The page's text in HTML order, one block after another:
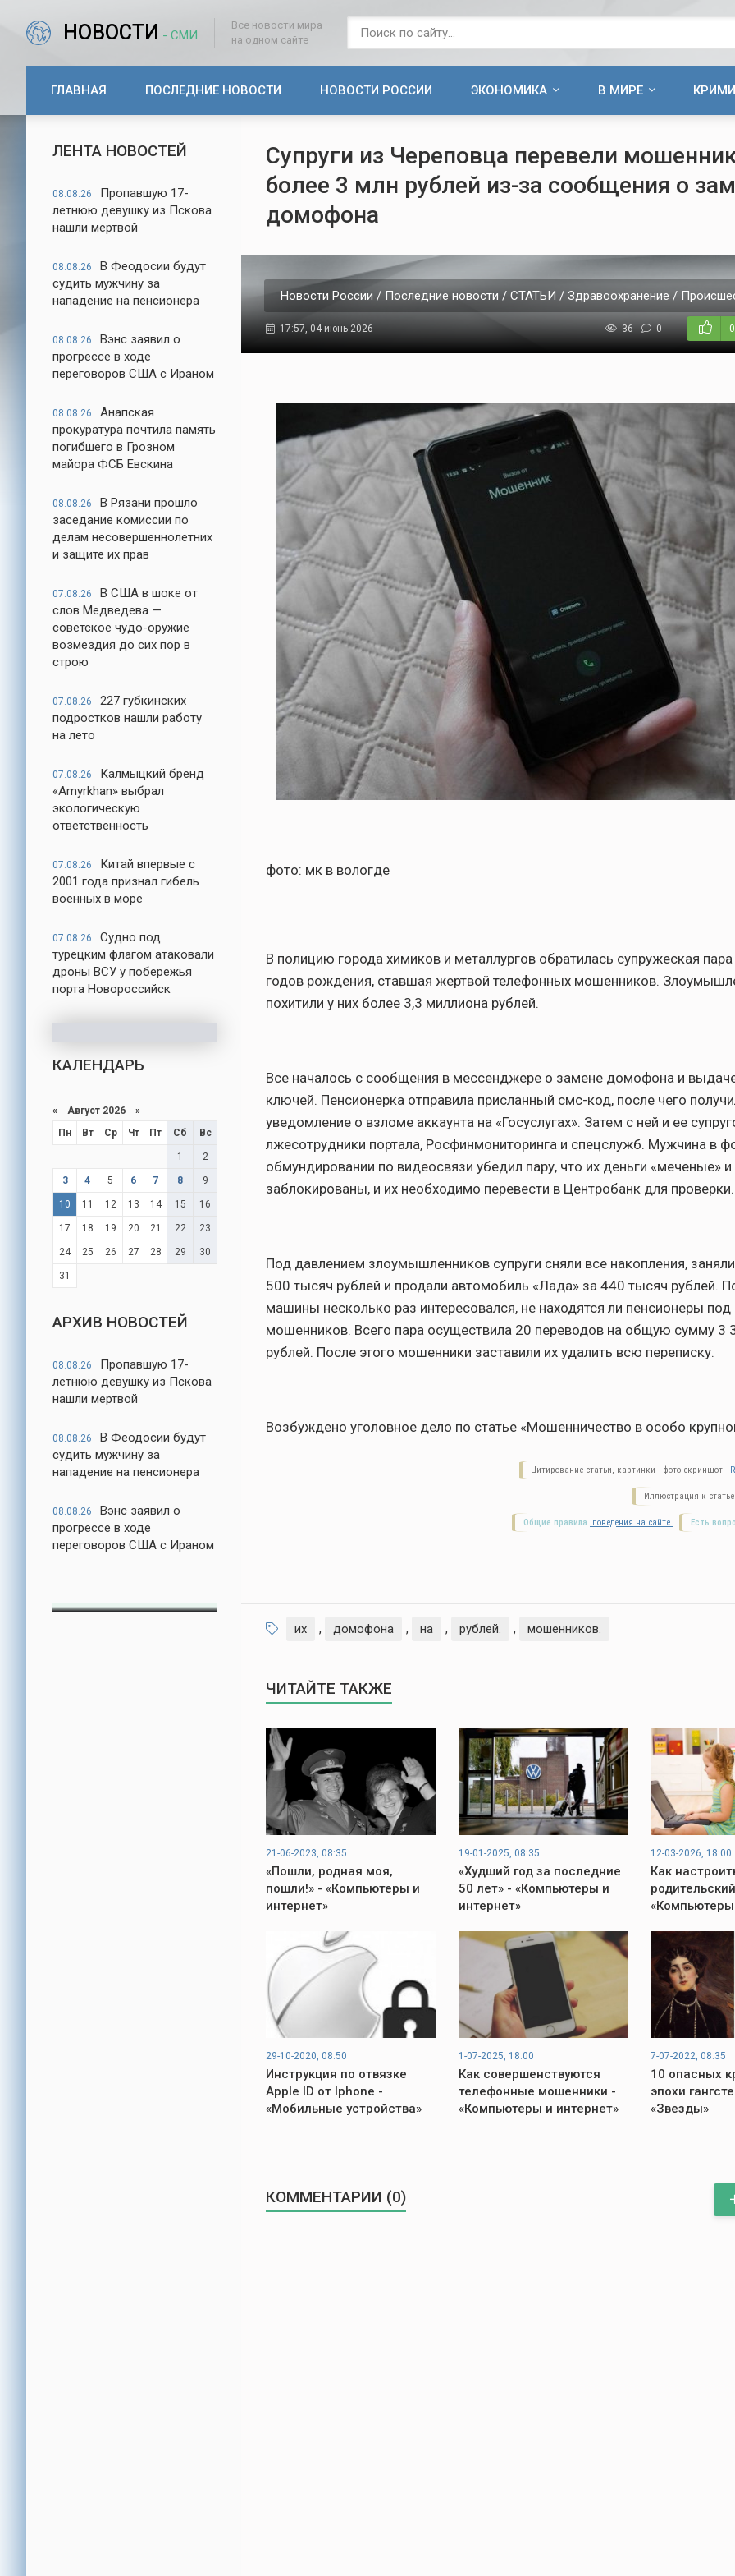
НОВОСТИ - СМИ
Все новости мира
на одном сайте
ГЛАВНАЯ ПОСЛЕДНИЕ НОВОСТИ НОВОСТИ РОССИИ ЭКОНОМИКА В МИРЕ
ЛЕНТА НОВОСТЕЙ
08.08.26
Пропавшую 17-
летнюю девушку из Пскова
нашли мертвой
08.08.26
В Феодосии будут
судить мужчину за
нападение на пенсионера
08.08.26
Вэнс заявил о
прогрессе в ходе
переговоров США с Ираном
08.08.26
Анапская
прокуратура почтила память
погибшего в Грозном
майора ФСБ Евскина
08.08.26
В Рязани прошло
заседание комиссии по
делам несовершеннолетних
и защите их прав
07.08.26
В США в шоке от
слов Медведева —
советское чудо-оружие
возмездия до сих пор в
строю
07.08.26
227 губкинских
подростков нашли работу
на лето
07.08.26
Калмыцкий бренд
«Amyrkhan» выбрал
экологическую
ответственность
07.08.26
Китай впервые с
2001 года признал гибель
военных в море
07.08.26
Судно под
турецким флагом атаковали
дроны ВСУ у побережья
порта Новороссийск
КАЛЕНДАРЬ
« Август 2026 »
Пн
Вт Ср Чт Пт Сб Вс
1 2
3 4 5 6 7 8 9
10 11 12 13 14 15 16
17 18 19 20 21 22 23
24 25 26 27 28 29 30
31
АРХИВ НОВОСТЕЙ
08.08.26
Пропавшую 17-
летнюю девушку из Пскова
нашли мертвой
08.08.26
В Феодосии будут
судить мужчину за
нападение на пенсионера
08.08.26
Вэнс заявил о
прогрессе в ходе
переговоров США с Ираном
Супруги из Череповца перевели
более 3 млн рублей из-за сообщения о
домофона
Новости России / Последние новости / СТАТЬИ / Здравоохранение /
17:57, 04 июнь 2026 36 0 0
фото: мк в вологде
В полицию города химиков и металлургов обратилась супружеская
годов рождения, ставшая жертвой телефонных мошенников.
похитили у них более 3,3 миллиона рублей.
Все началось с сообщения в мессенджере о замене домофона и
ключей. Пенсионерка отправила присланный смс-код, после чего
уведомление о взломе аккаунта на «Госуслугах». Затем с ней и ее
лжесотрудники портала, Росфинмониторинга и спецслужб. Мужчина в
обмундировании по видеосвязи убедил пару, что их деньги «меченые» и
заблокированы, и их необходимо перевести в Центробанк для проверки.
Под давлением злоумышленников супруги сняли все накопления,
500 тысяч рублей и продали автомобиль «Лада» за 440 тысяч рублей.
машины несколько раз интересовался, не находятся ли пенсионеры под
мошенников. Всего пара осуществила 20 переводов на общую сумму 3
рублей. После этого мошенники заставили их удалить всю переписку.
Возбуждено уголовное дело по статье «Мошенничество в особо
Цитирование статьи, картинки - фото скриншот -
Иллюстрация к
Есть
Общие правила поведения на сайте.
их , домофона , на , рублей. , мошенников.
ЧИТАЙТЕ ТАКЖЕ
21-06-2023, 08:35
«Пошли, родная моя,
пошли!» - «Компьютеры и
интернет»
19-01-2025, 08:35
«Худший год за последние
50 лет» - «Компьютеры и
интернет»
12-03-2026, 18:00
Как
«Компьютеры
29-10-2020, 08:50
Инструкция по отвязке
Apple ID от Iphone -
«Мобильные устройства»
1-07-2025, 18:00
Как совершенствуются
телефонные мошенники -
«Компьютеры и интернет»
7-07-2022, 08:35
10 опасных
эпохи
«Звезды»
КОММЕНТАРИИ (0)